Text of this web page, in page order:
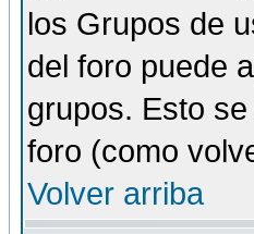
los Grupos de
del foro puede
grupos. Esto
foro (como
Volver arriba